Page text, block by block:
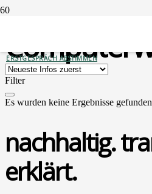
ERSTGESPRÄCH ABSTIMMEN
Filter
Es wurden keine Ergebnisse
nachhaltig.
erklärt.